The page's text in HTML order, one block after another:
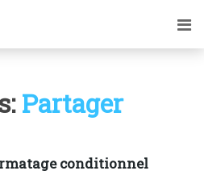
Partager
conditionnel